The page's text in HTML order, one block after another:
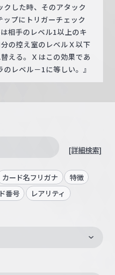
クした時、そのアタック
プにトリガーチェック
相手のレベル1以上のキ
の控え室のレベルＸ以下
える。Ｘはこの効果であ
レベル－1に等しい。』
[詳細検索]
カード名フリガナ
特徴
番号 レアリティ